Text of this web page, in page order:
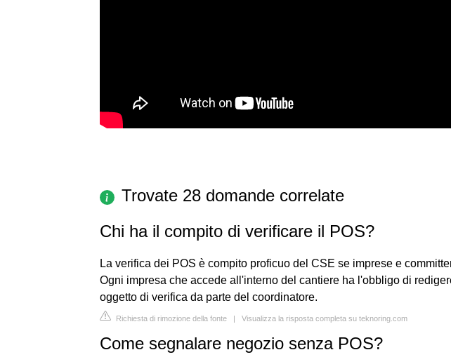
Trovate 28 domande correlate
Chi ha il compito di verificare il POS?
La verifica dei POS è compito proficuo del CSE se imprese e
Ogni impresa che accede all'interno del cantiere ha l'obbligo di
oggetto di verifica da parte del coordinatore.
Richiesta di rimozione della fonte | Visualizza la risposta completa su teknoring.com
Come segnalare negozio senza POS?